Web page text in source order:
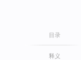
目录
释义